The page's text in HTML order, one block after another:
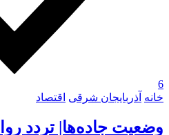
6
خانه آذربایجان شرقی اقتصاد
وضعیت جاده‌ها| تردد